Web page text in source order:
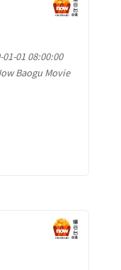
01-01 08:00:00
Baogu Movie